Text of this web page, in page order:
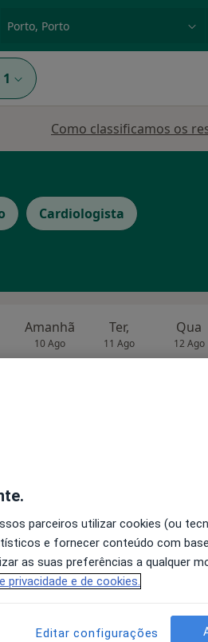
1
Como classificamos os
Cardiologista
Amanhã
10 Ago
Ter,
11 Ago
Qua
12 Ago
Amanhã
10 Ago
Ter,
11 Ago
Qua
12 Ago
disponível
parceiros utilizar cookies (ou
e fornecer conteúdo com
as suas preferências a qualquer
privacidade e de cookies.
Editar configurações